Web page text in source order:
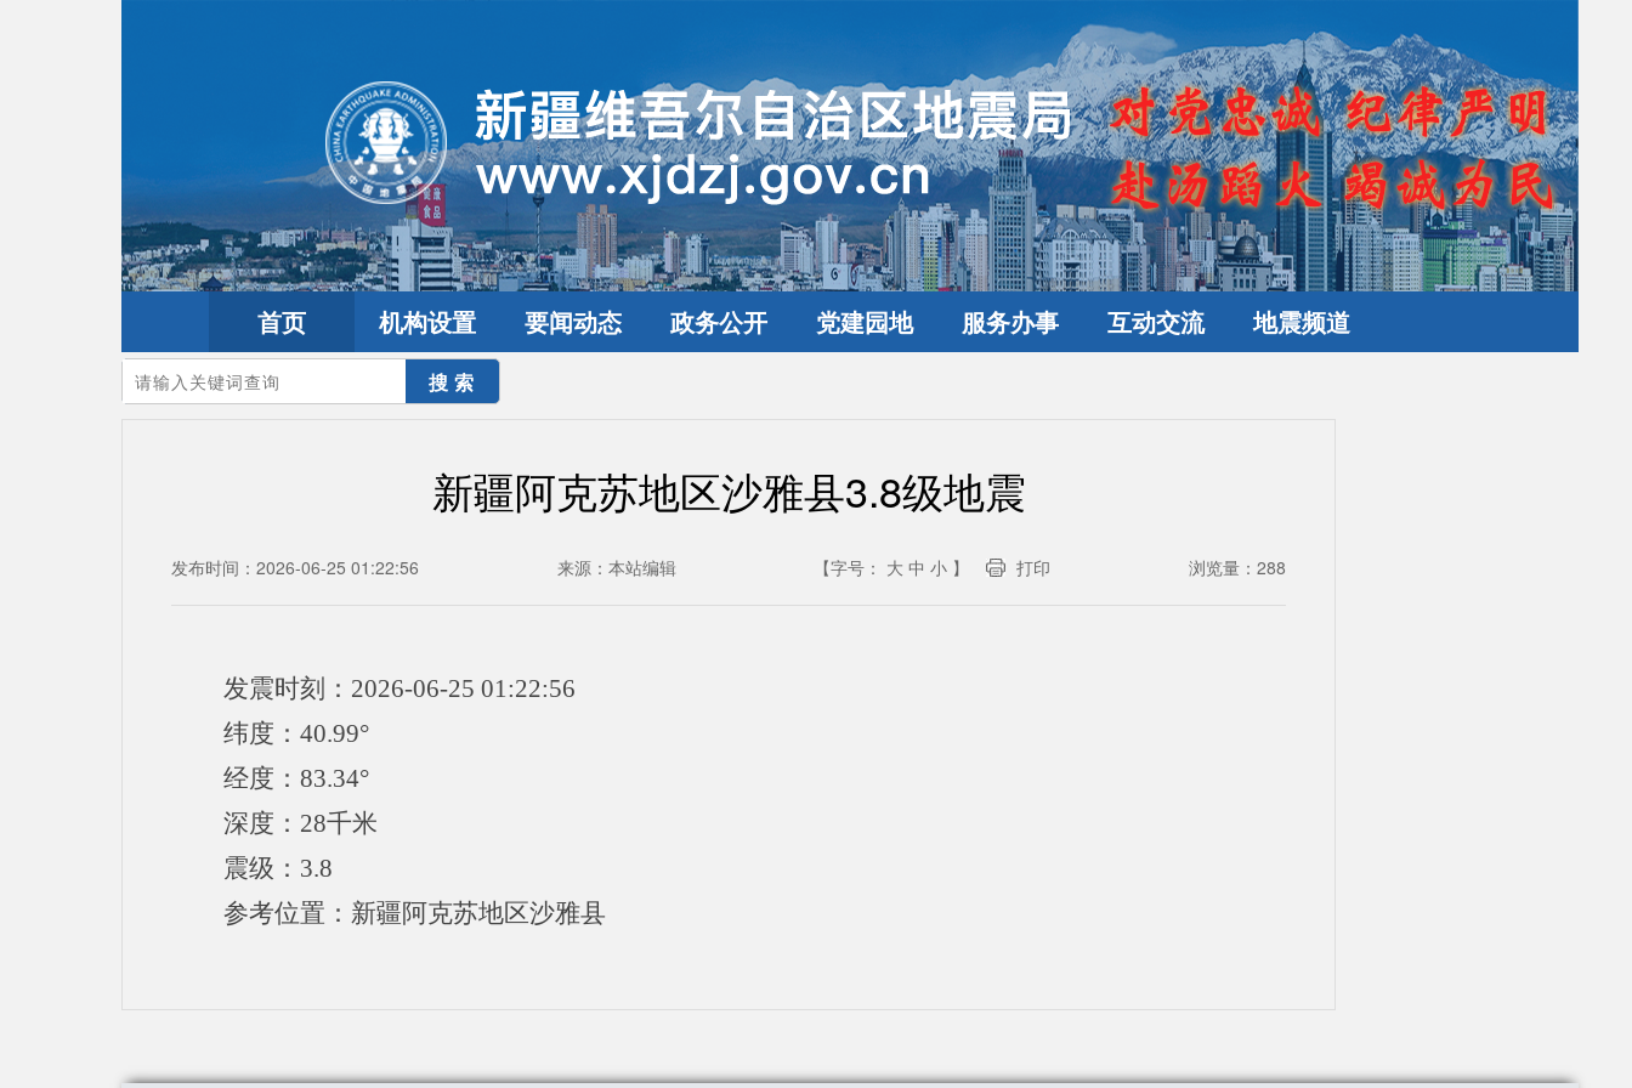
首页 机构设置 要闻动态 政务公开 党建园地 服务办事 互动交流 地震频道
您的当前位置：首页>地震频道 新疆震讯
新疆阿克苏地区沙雅县3.8级地震
发布时间：2026-06-25 01:22:56 来源： 本站编辑 【字号： 大 中 小 】 打印 浏览量： 288
发震时刻：2026-06-25 01:22:56
纬度：40.99°
经度：83.34°
深度：28千米
震级：3.8
参考位置：新疆阿克苏地区沙雅县